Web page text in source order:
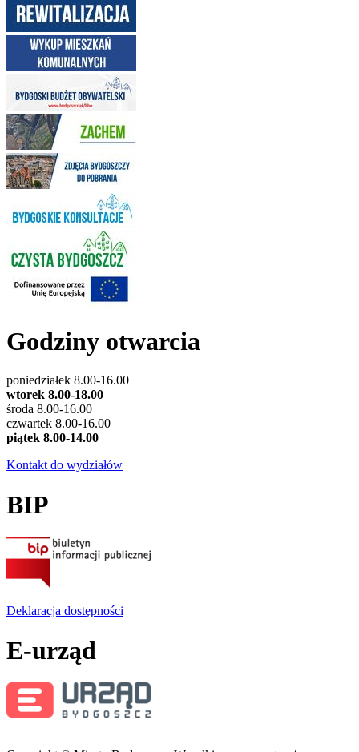
Godziny otwarcia
poniedziałek 8.00-16.00
wtorek 8.00-18.00
środa 8.00-16.00
czwartek 8.00-16.00
piątek 8.00-14.00
Kontakt do wydziałów
BIP
Deklaracja dostępności
E-urząd